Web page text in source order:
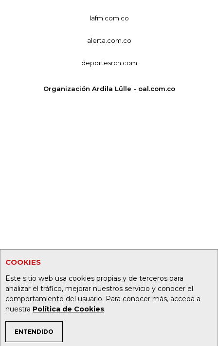
COOKIES
Este sitio web usa cookies propias y de terceros para
analizar el tráfico, mejorar nuestros servicio y conocer el
comportamiento del usuario. Para conocer más, acceda a
nuestra Política de Cookies.
ENTENDIDO
TEMAS DE INTERÉS
lafm.com.co
alerta.com.co
deportesrcn.com
Organización Ardila Lülle - oal.com.co